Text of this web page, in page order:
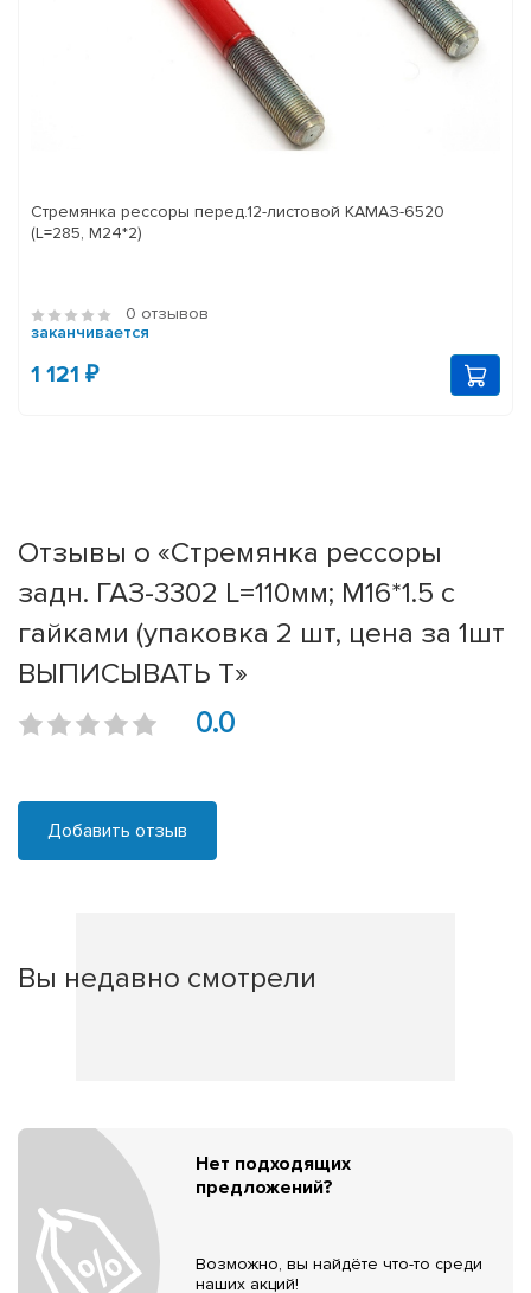
Стремянка рессоры перед.12-листовой КАМАЗ-6520
(L=285, М24*2)
0 отзывов
заканчивается
1 121 ₽
Отзывы о «Стремянка рессоры
задн. ГАЗ-3302 L=110мм; М16*1.5 с
гайками (упаковка 2 шт, цена за 1шт
ВЫПИСЫВАТЬ Т»
0.0
Добавить отзыв
Вы недавно смотрели
Нет подходящих
предложений?
Возможно, вы найдёте что-то среди
наших акций!